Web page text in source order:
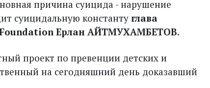
причина суицида - нарушение
суицидальную константу глава
Ерлан АЙТМУХАМБЕТОВ.
проект по превенции детских и
на сегодняшний день доказавший